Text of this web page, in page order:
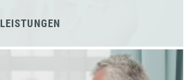
LEISTUNGEN